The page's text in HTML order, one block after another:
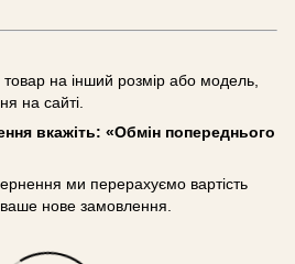
на інший розмір або модель,
на сайті.
вкажіть: «Обмін попереднього
ми перерахуємо вартість
нове замовлення.